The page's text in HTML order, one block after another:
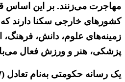
کشورهای خارجی سکنا دارند
زمینه‌های علوم، دانش، فرهنگ،
پزشکی، هنر و ورزش فعال